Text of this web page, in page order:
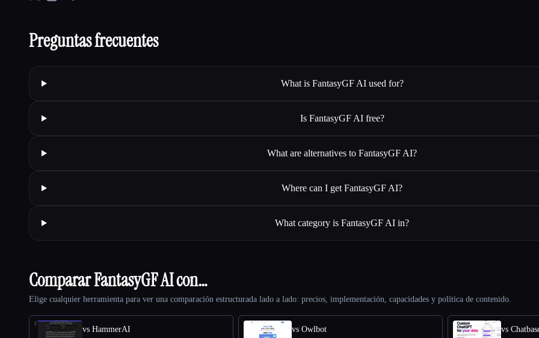
Preguntas frecuentes
What is FantasyGF AI used for?
Is FantasyGF AI free?
What are alternatives to FantasyGF AI?
Where can I get FantasyGF AI?
What category is FantasyGF AI in?
Comparar FantasyGF AI con…
Elige cualquier herramienta para ver una comparación estructurada lado a lado: precios, implementación, capacidades y política de contenido.
vs HammerAI vs Owlbot vs